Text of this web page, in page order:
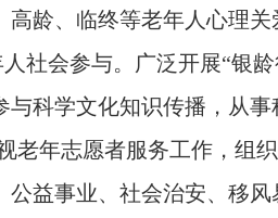
高龄、临终等老年人心理关
社会参与。 广泛开展“银
与科学文化知识传播，从
老年志愿者服务工作，组
公益事业、社会治安、移